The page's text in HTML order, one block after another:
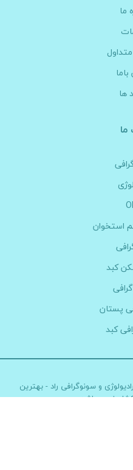
ما
ها
استخوان
کبد
پستان
کبد
رادیولوژی و سونوگرافی راد - بهترین
می باشد